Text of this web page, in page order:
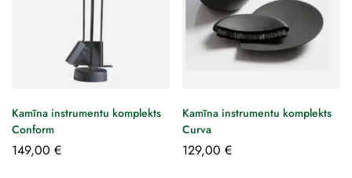
Kamīna instrumentu komplekts
Conform
149,00 €
Kamīna instrumentu komplekts
Curva
129,00 €